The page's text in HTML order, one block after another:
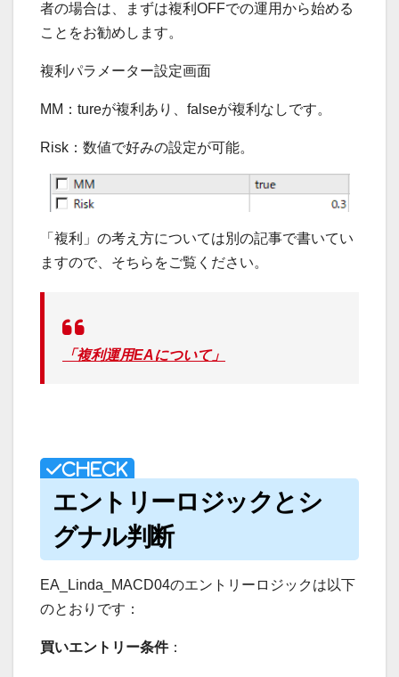
者の場合は、まずは複利OFFでの運用から始める
ことをお勧めします。
複利パラメーター設定画面
MM：tureが複利あり、falseが複利なしです。
Risk：数値で好みの設定が可能。
「複利」の考え方については別の記事で書いてい
ますので、そちらをご覧ください。
「複利運用EAについて」
エントリーロジックとシ
グナル判断
EA_Linda_MACD04のエントリーロジックは以下
のとおりです：
買いエントリー条件：